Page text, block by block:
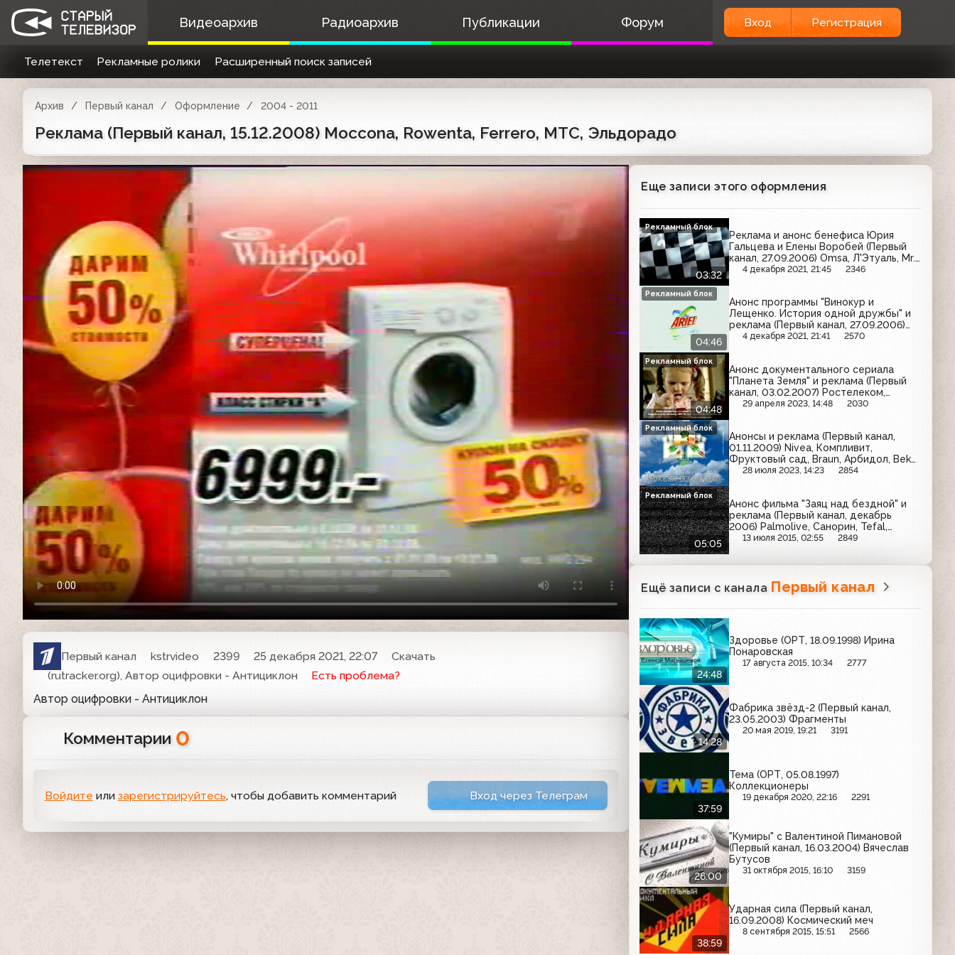
Видеоархив Радиоархив Публикации Форум Вход Регистрация
Телетекст Рекламные ролики Расширенный поиск записей
Архив Первый канал Оформление 2004 - 2011
Реклама (Первый канал, 15.12.2008) Moccona, Rowenta, Ferrero, МТС, Эльдорадо
Первый канал kstrvideo 2399 25 декабря 2021, 22:07
Скачать
(rutracker.org), Автор оцифровки - Антициклон
Есть проблема?
Автор оцифровки - Антициклон
Комментарии 0
Войдите или зарегистрируйтесь, чтобы добавить комментарий Вход через Телеграм
Еще записи этого оформления
03:32
Реклама и анонс бенефиса Юрия
Гальцева и Елены Воробей (Первый
канал, 27.09.2006) Omsa, Л'Этуаль, Mr.
Ricco, Domestos, NRJ, Новые песни о
Пассит
4 декабря 2021, 21:45 2346
Рекламный блок
04:46
Анонс программы "Винокур и
Лещенко. История одной дружбы" и
реклама (Первый канал, 27.09.2006)
Pantene Pro-V, Махеевъ, AOS, Mr.
Эльдорадо
4 декабря 2021, 21:41 2570
Рекламный блок
04:48
Анонс документального сериала
"Планета Земля" и реклама (Первый
канал, 03.02.2007) Ростелеком,
Actimel, Nivea, Nestle for men,
29 апреля 2023, 14:48 2030
Рекламный блок
Анонсы и реклама (Первый канал,
01.11.2009) Nivea, Компливит,
Фруктовый сад, Braun, Арбидол, Beko,
Л'Этуаль, Raffaello, Супрадин,
28 июля 2023, 14:23 2854
Рекламный блок
05:05
Анонс фильма "Заяц над бездной" и
реклама (Первый канал, декабрь
2006) Palmolive, Санорин, Tefal,
Raffaello, Valentino, Astoria, Сокос,
13 июля 2015, 02:55 2849
Рекламный блок
Ещё записи с канала Первый канал
24:48
Здоровье (ОРТ, 18.09.1998) Ирина
Понаровская
17 августа 2015, 10:34 2777
14:28
Фабрика звёзд-2 (Первый канал,
23.05.2003) Фрагменты
20 мая 2019, 19:21 3191
37:59
Тема (ОРТ, 05.08.1997)
Коллекционеры
19 декабря 2020, 22:16 2291
26:00
"Кумиры" с Валентиной Пимановой
(Первый канал, 16.03.2004) Вячеслав
Бутусов
31 октября 2015, 16:10 3159
38:59
Ударная сила (Первый канал,
16.09.2008) Космический меч
8 сентября 2015, 15:51 2566